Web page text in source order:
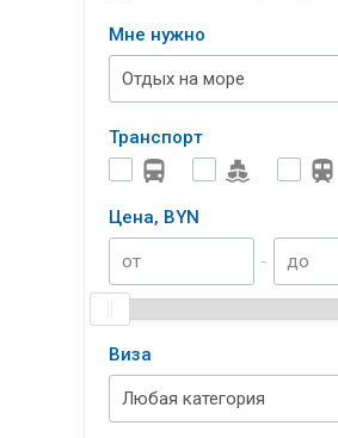
Мне нужно
Транспорт
Цена, BYN
-
Виза